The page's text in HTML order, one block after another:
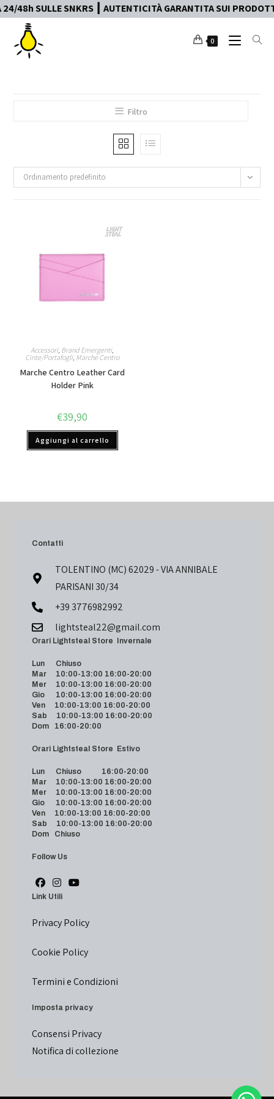
SULLE SNKRS ┃ AUTENTICITÀ GARANTITA SUI
0
Filtro
Ordinamento predefinito
Accessori, Brand Emergenti,
Cinte/Portafogli, Marche Centro
Marche Centro Leather Card
Holder Pink
€39,90
Aggiungi al carrello
Contatti
TOLENTINO (MC) 62029 - VIA ANNIBALE
PARISANI 30/34
+39 3776982992
lightsteal22@gmail.com
Orari Lightsteal Store Invernale
Lun Chiuso
Mar 10:00-13:00 16:00-20:00
Mer 10:00-13:00 16:00-20:00
Gio 10:00-13:00 16:00-20:00
Ven 10:00-13:00 16:00-20:00
Sab 10:00-13:00 16:00-20:00
Dom 16:00-20:00
Orari Lightsteal Store Estivo
Lun Chiuso 16:00-20:00
Mar 10:00-13:00 16:00-20:00
Mer 10:00-13:00 16:00-20:00
Gio 10:00-13:00 16:00-20:00
Ven 10:00-13:00 16:00-20:00
Sab 10:00-13:00 16:00-20:00
Dom Chiuso
Follow Us
Link Utili
Privacy Policy
Cookie Policy
Termini e Condizioni
Imposta privacy
Consensi Privacy
Notifica di collezione